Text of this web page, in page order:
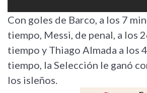
Con goles de Barco, a los 7
tiempo, Messi, de penal, a los
tiempo y Thiago Almada a los
tiempo, la Selección le ganó
los isleños.